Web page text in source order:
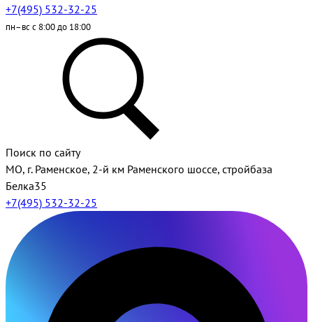
+7(495) 532-32-25
пн–вс с 8:00 до 18:00
Поиск по сайту
МО, г. Раменское, 2-й км Раменского шоссе, стройбаза
Белка35
+7(495) 532-32-25